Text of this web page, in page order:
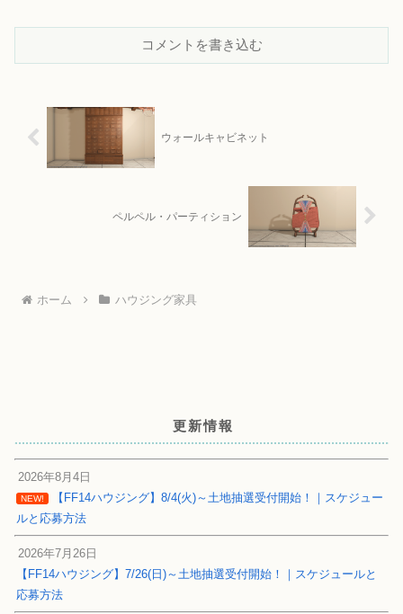
コメントを書き込む
ウォールキャビネット
ペルペル・パーティション
ホーム ハウジング家具
更新情報
2026年8月4日
NEW!
【FF14ハウジング】8/4(火)～土地抽選受付開始！｜スケジュー
ルと応募方法
2026年7月26日
【FF14ハウジング】7/26(日)～土地抽選受付開始！｜スケジュールと
応募方法